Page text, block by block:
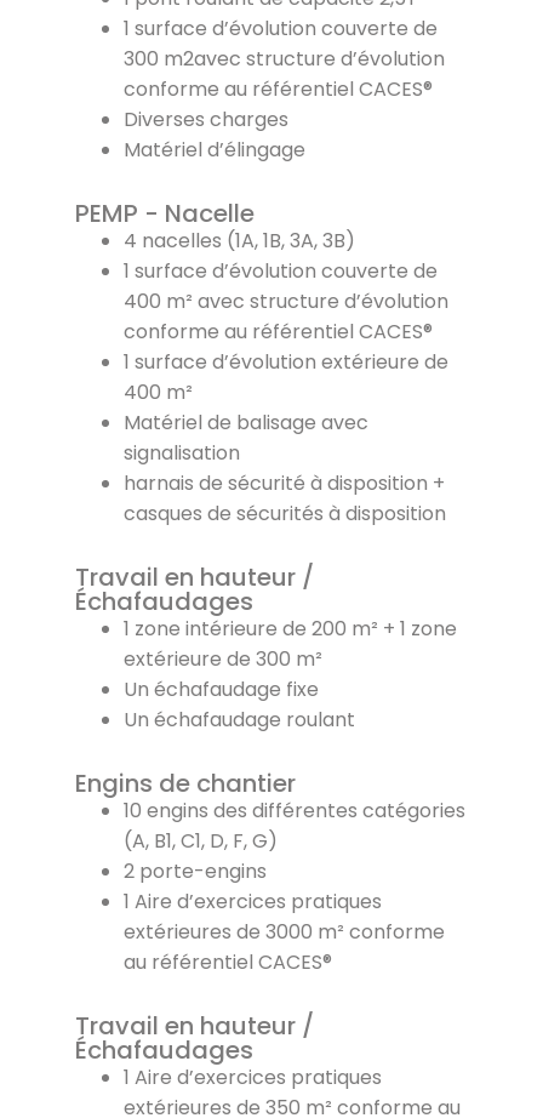
1 surface d’évolution couverte de
300 m2avec structure d’évolution
conforme au référentiel CACES®
Diverses charges
Matériel d’élingage
PEMP - Nacelle
4 nacelles (1A, 1B, 3A, 3B)
1 surface d’évolution couverte de
400 m² avec structure d’évolution
conforme au référentiel CACES®
1 surface d’évolution extérieure de
400 m²
Matériel de balisage avec
signalisation
harnais de sécurité à disposition +
casques de sécurités à disposition
Travail en hauteur /
Échafaudages
1 zone intérieure de 200 m² + 1 zone
extérieure de 300 m²
Un échafaudage fixe
Un échafaudage roulant
Engins de chantier
10 engins des différentes catégories
(A, B1, C1, D, F, G)
2 porte-engins
1 Aire d’exercices pratiques
extérieures de 3000 m² conforme
au référentiel CACES®
Travail en hauteur /
Échafaudages
1 Aire d’exercices pratiques
extérieures de 350 m² conforme au